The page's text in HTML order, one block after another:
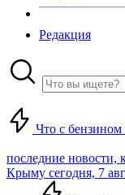
Редакция
Что с бензином
последние новости,
Крыму сегодня, 7